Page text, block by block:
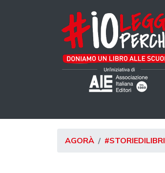
AGORÀ #STORIEDILIBRI